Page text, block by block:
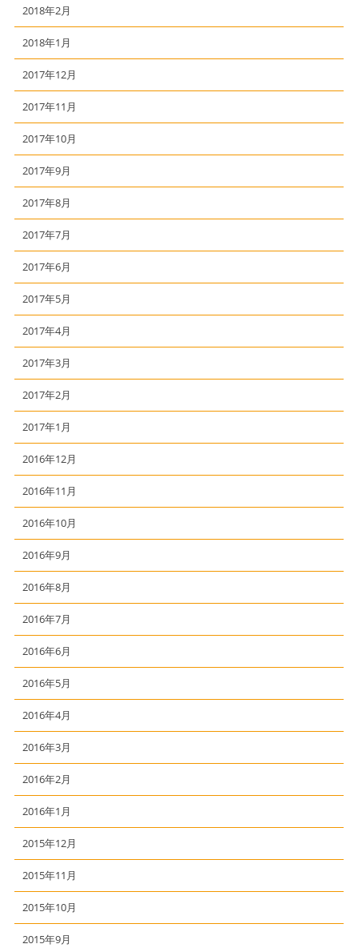
2018年2月
2018年1月
2017年12月
2017年11月
2017年10月
2017年9月
2017年8月
2017年7月
2017年6月
2017年5月
2017年4月
2017年3月
2017年2月
2017年1月
2016年12月
2016年11月
2016年10月
2016年9月
2016年8月
2016年7月
2016年6月
2016年5月
2016年4月
2016年3月
2016年2月
2016年1月
2015年12月
2015年11月
2015年10月
2015年9月